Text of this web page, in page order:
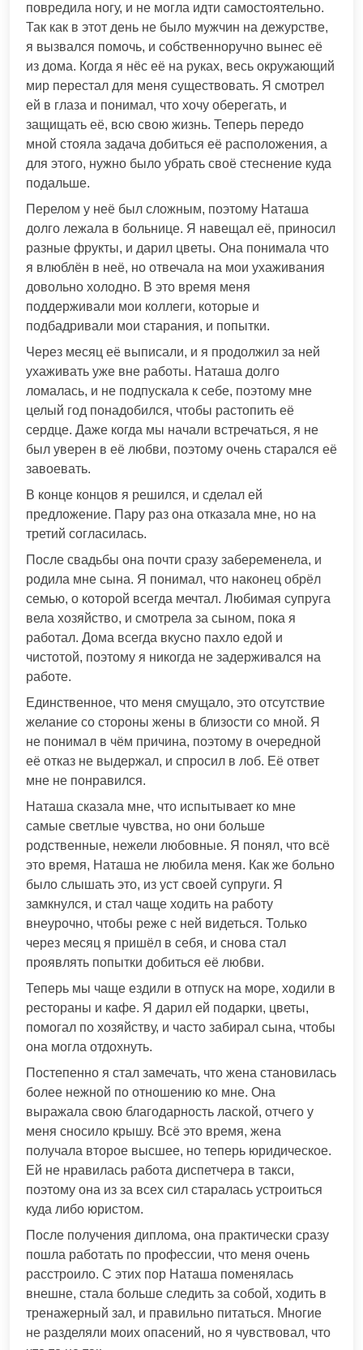
повредила ногу, и не могла идти самостоятельно.
Так как в этот день не было мужчин на дежурстве,
я вызвался помочь, и собственноручно вынес её
из дома. Когда я нёс её на руках, весь окружающий
мир перестал для меня существовать. Я смотрел
ей в глаза и понимал, что хочу оберегать, и
защищать её, всю свою жизнь. Теперь передо
мной стояла задача добиться её расположения, а
для этого, нужно было убрать своё стеснение куда
подальше.
Перелом у неё был сложным, поэтому Наташа
долго лежала в больнице. Я навещал её, приносил
разные фрукты, и дарил цветы. Она понимала что
я влюблён в неё, но отвечала на мои ухаживания
довольно холодно. В это время меня
поддерживали мои коллеги, которые и
подбадривали мои старания, и попытки.
Через месяц её выписали, и я продолжил за ней
ухаживать уже вне работы. Наташа долго
ломалась, и не подпускала к себе, поэтому мне
целый год понадобился, чтобы растопить её
сердце. Даже когда мы начали встречаться, я не
был уверен в её любви, поэтому очень старался её
завоевать.
В конце концов я решился, и сделал ей
предложение. Пару раз она отказала мне, но на
третий согласилась.
После свадьбы она почти сразу забеременела, и
родила мне сына. Я понимал, что наконец обрёл
семью, о которой всегда мечтал. Любимая супруга
вела хозяйство, и смотрела за сыном, пока я
работал. Дома всегда вкусно пахло едой и
чистотой, поэтому я никогда не задерживался на
работе.
Единственное, что меня смущало, это отсутствие
желание со стороны жены в близости со мной. Я
не понимал в чём причина, поэтому в очередной
её отказ не выдержал, и спросил в лоб. Её ответ
мне не понравился.
Наташа сказала мне, что испытывает ко мне
самые светлые чувства, но они больше
родственные, нежели любовные. Я понял, что всё
это время, Наташа не любила меня. Как же больно
было слышать это, из уст своей супруги. Я
замкнулся, и стал чаще ходить на работу
внеурочно, чтобы реже с ней видеться. Только
через месяц я пришёл в себя, и снова стал
проявлять попытки добиться её любви.
Теперь мы чаще ездили в отпуск на море, ходили в
рестораны и кафе. Я дарил ей подарки, цветы,
помогал по хозяйству, и часто забирал сына, чтобы
она могла отдохнуть.
Постепенно я стал замечать, что жена становилась
более нежной по отношению ко мне. Она
выражала свою благодарность лаской, отчего у
меня сносило крышу. Всё это время, жена
получала второе высшее, но теперь юридическое.
Ей не нравилась работа диспетчера в такси,
поэтому она из за всех сил старалась устроиться
куда либо юристом.
После получения диплома, она практически сразу
пошла работать по профессии, что меня очень
расстроило. С этих пор Наташа поменялась
внешне, стала больше следить за собой, ходить в
тренажерный зал, и правильно питаться. Многие
не разделяли моих опасений, но я чувствовал, что